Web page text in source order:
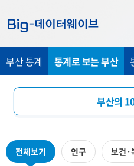
가
가
가
부산 통계 통계로 보는 부산
부산의
지역통
전체보기 인구 보건·